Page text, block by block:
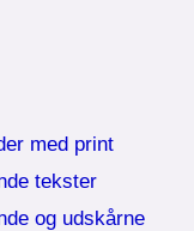
med print
tekster
og udskårne